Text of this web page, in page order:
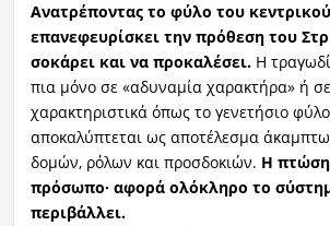
Ανατρέποντας το φύλο του
επανεφευρίσκειτην πρόθεση του
σοκάρει και να προκαλέσει.Η
πια μόνο σε «αδυναμία χαρακτήρα» ή
χαρακτηριστικά όπως το γενετήσιο
αποκαλύπτεται ως αποτέλεσμα
δομών, ρόλων και προσδοκιών. Η
πρόσωπο· αφορά ολόκληρο το
περιβάλλει.